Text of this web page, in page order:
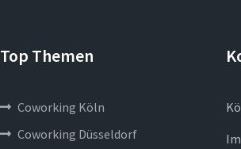
Top Themen
Coworking Köln
Coworking Düsseldorf